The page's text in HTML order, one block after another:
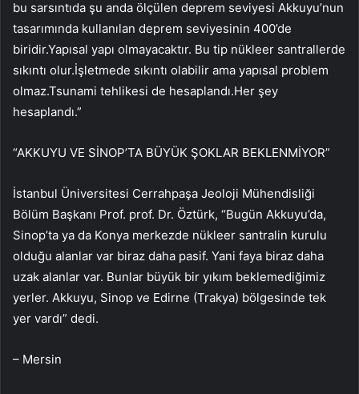
bu sarsıntıda şu anda ölçülen deprem seviyesi Akkuyu’nun
tasarımında kullanılan deprem seviyesinin 400’de
biridir.Yapısal yapı olmayacaktır. Bu tip nükleer santrallerde
sıkıntı olur.İşletmede sıkıntı olabilir ama yapısal problem
olmaz.Tsunami tehlikesi de hesaplandı.Her şey
hesaplandı.”
“AKKUYU VE SİNOP’TA BÜYÜK ŞOKLAR BEKLENMİYOR”
İstanbul Üniversitesi Cerrahpaşa Jeoloji Mühendisliği
Bölüm Başkanı Prof. prof. Dr. Öztürk, “Bugün Akkuyu’da,
Sinop’ta ya da Konya merkezde nükleer santralin kurulu
olduğu alanlar var biraz daha pasif. Yani faya biraz daha
uzak alanlar var. Bunlar büyük bir yıkım beklemediğimiz
yerler. Akkuyu, Sinop ve Edirne (Trakya) bölgesinde tek
yer vardı” dedi.
– Mersin